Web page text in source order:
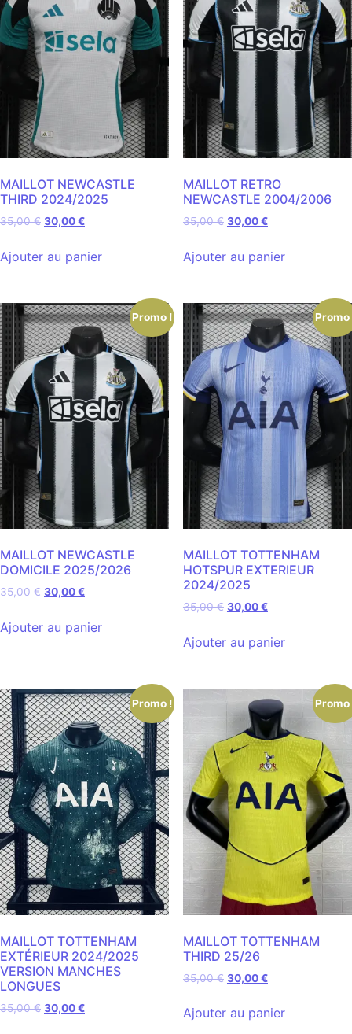
MAILLOT NEWCASTLE
THIRD 2024/2025
35,00€ 30,00€
Ajouter au panier
MAILLOT RETRO
NEWCASTLE 2004/2006
35,00€ 30,00€
Ajouter au panier
Promo !
MAILLOT NEWCASTLE
DOMICILE 2025/2026
35,00€ 30,00€
Ajouter au panier
Promo
MAILLOT TOTTENHAM
HOTSPUR EXTERIEUR
2024/2025
35,00€ 30,00€
Ajouter au panier
Promo !
MAILLOT TOTTENHAM
EXTÉRIEUR 2024/2025
VERSION MANCHES
LONGUES
35,00€ 30,00€
Promo
MAILLOT TOTTENHAM
THIRD 25/26
35,00€ 30,00€
Ajouter au panier